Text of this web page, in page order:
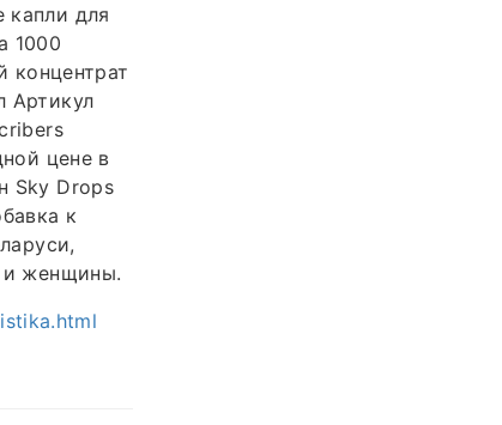
для
1000
концентрат
Артикул
цене в
Sky Drops
к
и женщины.